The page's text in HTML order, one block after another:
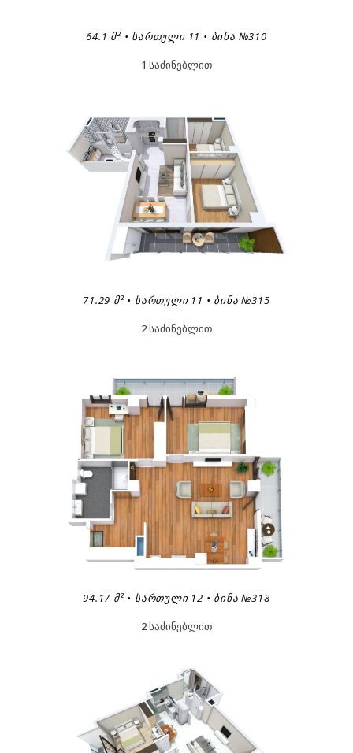
64.1 Მ² • ᲡᲐᲠᲗᲣᲚᲘ 11 • ᲑᲘᲜᲐ №310
1 საძინებლით
71.29 Მ² • ᲡᲐᲠᲗᲣᲚᲘ 11 • ᲑᲘᲜᲐ №315
2 საძინებლით
94.17 Მ² • ᲡᲐᲠᲗᲣᲚᲘ 12 • ᲑᲘᲜᲐ №318
2 საძინებლით